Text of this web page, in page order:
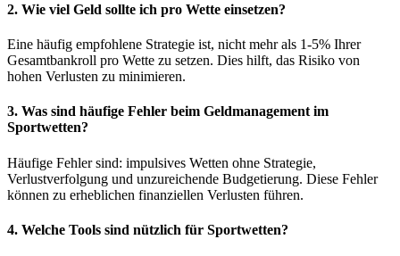
2. Wie viel Geld sollte ich pro Wette einsetzen?
Eine häufig empfohlene Strategie ist, nicht mehr als 1-5% Ihrer
Gesamtbankroll pro Wette zu setzen. Dies hilft, das Risiko von
hohen Verlusten zu minimieren.
3. Was sind häufige Fehler beim Geldmanagement im
Sportwetten?
Häufige Fehler sind: impulsives Wetten ohne Strategie,
Verlustverfolgung und unzureichende Budgetierung. Diese Fehler
können zu erheblichen finanziellen Verlusten führen.
4. Welche Tools sind nützlich für Sportwetten?